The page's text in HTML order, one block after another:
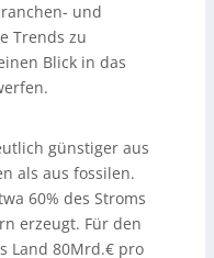
und
Trends zu
Blick in das
günstiger aus
als aus fossilen.
60% des Stroms
erzeugt. Für den
Land 80Mrd.€ pro